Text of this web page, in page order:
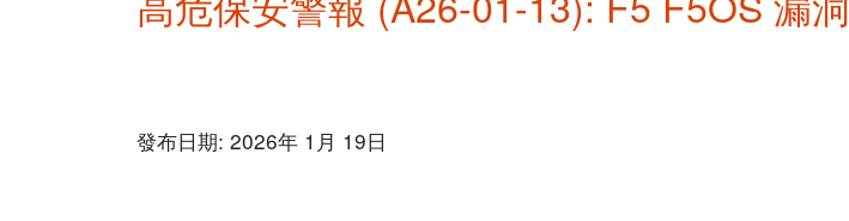
發布日期: 2026年 1月 19日